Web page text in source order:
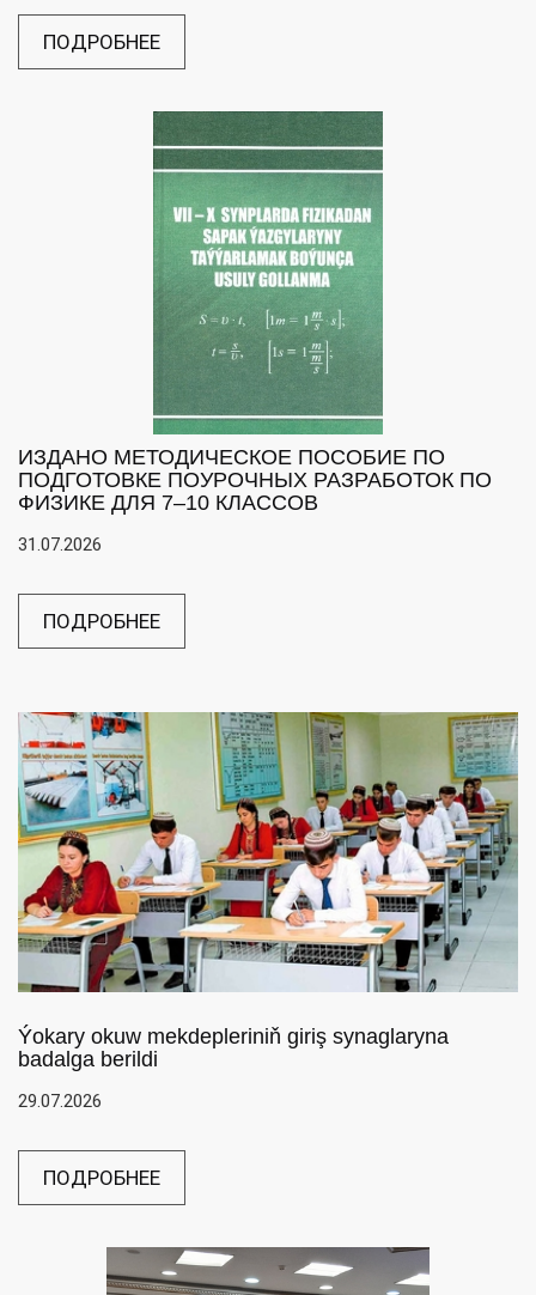
ПОДРОБНЕЕ
ИЗДАНО МЕТОДИЧЕСКОЕ ПОСОБИЕ ПО
ПОДГОТОВКЕ ПОУРОЧНЫХ РАЗРАБОТОК ПО
ФИЗИКЕ ДЛЯ 7–10 КЛАССОВ
31.07.2026
ПОДРОБНЕЕ
Ýokary okuw mekdepleriniň giriş synaglaryna
badalga berildi
29.07.2026
ПОДРОБНЕЕ